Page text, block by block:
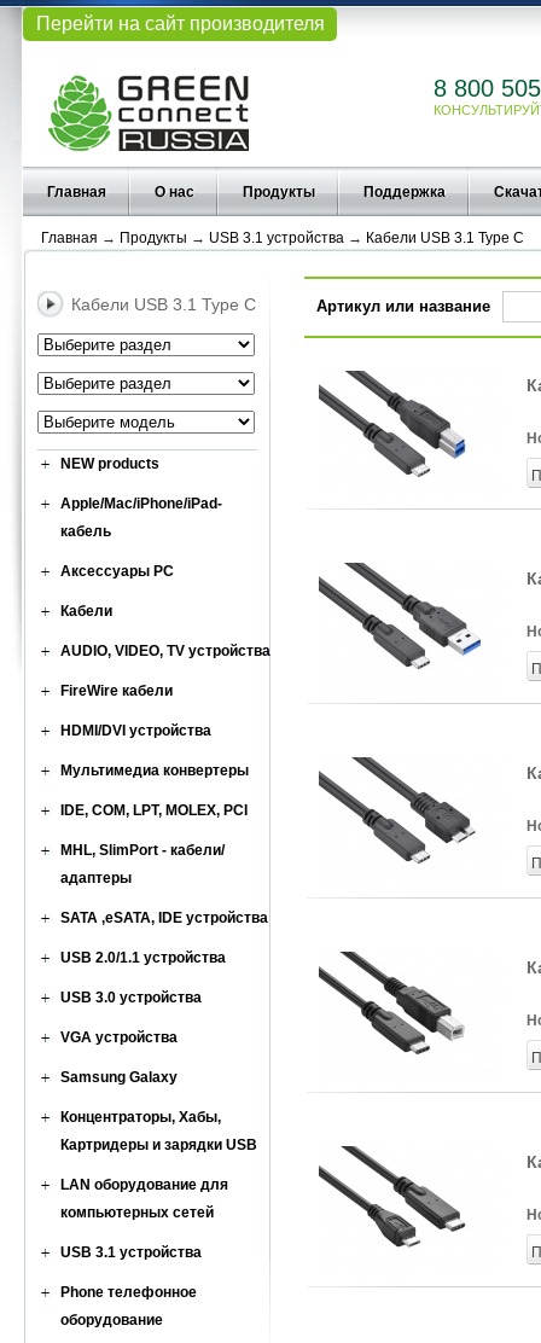
Перейти на сайт производителя
8 800
Главная О нас Продукты Поддержка
Главная → Продукты → USB 3.1 устройства → Кабели USB 3.1 Type C
Кабели USB 3.1 Type C
NEW products
Apple/Mac/iPhone/iPad-
кабель
Аксессуары PC
Кабели
AUDIO, VIDEO, TV устройства
FireWire кабели
HDMI/DVI устройства
Мультимедиа конвертеры
IDE, COM, LPT, MOLEX, PCI
MHL, SlimPort - кабели/
адаптеры
SATA ,eSATA, IDE устройства
USB 2.0/1.1 устройства
USB 3.0 устройства
VGA устройства
Samsung Galaxy
Концентраторы, Хабы,
Картридеры и зарядки USB
LAN оборудование для
компьютерных сетей
USB 3.1 устройства
Phone телефонное
оборудование
Артикул или название